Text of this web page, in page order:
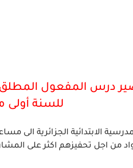
درس المفعول
للسنة أولى
الابتدائية الجزائرية الى
من اجل تحفيزهم اكثر على